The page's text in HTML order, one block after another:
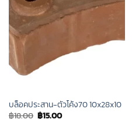
บล็อคประสาน-ตัวโค้ง70 10x28x10
฿18.00 Original
฿15.00Current